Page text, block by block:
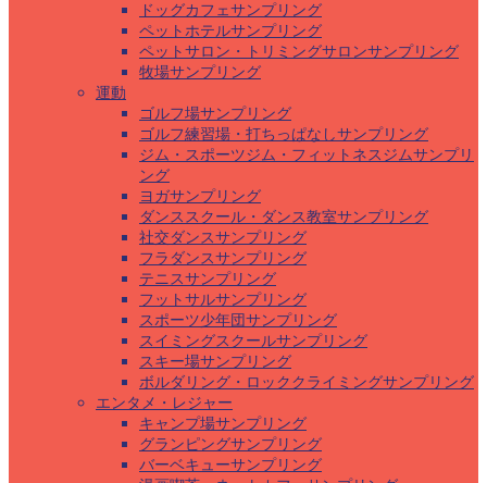
ドッグカフェサンプリング
ペットホテルサンプリング
ペットサロン・トリミングサロンサンプリング
牧場サンプリング
運動
ゴルフ場サンプリング
ゴルフ練習場・打ちっぱなしサンプリング
ジム・スポーツジム・フィットネスジムサンプリ
ング
ヨガサンプリング
ダンススクール・ダンス教室サンプリング
社交ダンスサンプリング
フラダンスサンプリング
テニスサンプリング
フットサルサンプリング
スポーツ少年団サンプリング
スイミングスクールサンプリング
スキー場サンプリング
ボルダリング・ロッククライミングサンプリング
エンタメ・レジャー
キャンプ場サンプリング
グランピングサンプリング
バーベキューサンプリング